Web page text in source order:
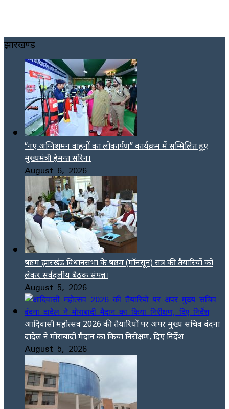
झारखण्ड
“नए अग्निशमन वाहनों का लोकार्पण” कार्यक्रम में सम्मिलित हुए
मुख्यमंत्री हेमन्त सोरेन।
August 6, 2026
षष्ठम झारखंड विधानसभा के षष्ठम (मॉनसून) सत्र की तैयारियों को
लेकर सर्वदलीय बैठक संपन्न।
August 5, 2026
आदिवासी महोत्सव 2026 की तैयारियों पर अपर मुख्य सचिव वंदना
दादेल ने मोराबादी मैदान का किया निरीक्षण, दिए निर्देश
August 5, 2026